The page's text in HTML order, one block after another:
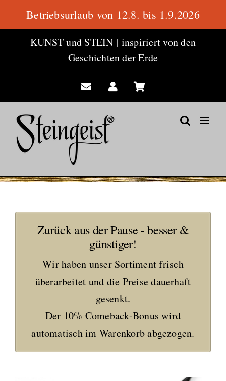
KUNST und STEIN | inspiriert von den
Geschichten der Erde
Zurück aus der Pause - besser &
günstiger!
Wir haben unser Sortiment frisch
überarbeitet und die Preise dauerhaft
gesenkt.
Der 10% Comeback-Bonus wird
automatisch im Warenkorb abgezogen.
Betriebsurlaub von 12.8. bis 1.9.2026